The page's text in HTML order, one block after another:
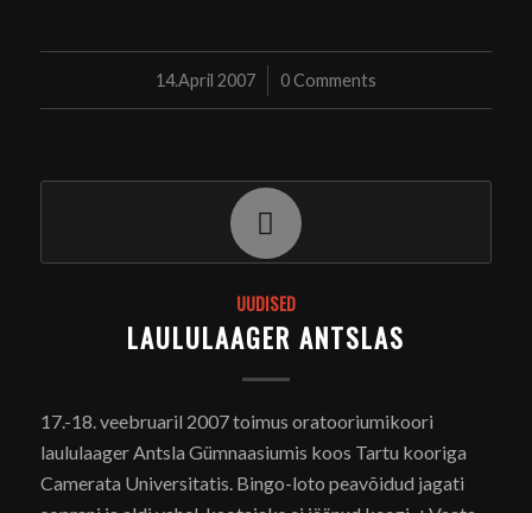
14.April 2007
/ 0 Comments
UUDISED
LAULULAAGER ANTSLAS
17.-18. veebruaril 2007 toimus oratooriumikoori
laululaager Antsla Gümnaasiumis koos Tartu kooriga
Camerata Universitatis. Bingo-loto peavõidud jagati